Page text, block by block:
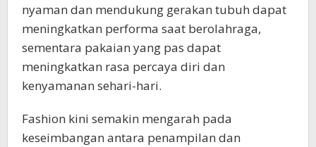
nyaman dan mendukung gerakan tubuh dapat
meningkatkan performa saat berolahraga,
sementara pakaian yang pas dapat
meningkatkan rasa percaya diri dan
kenyamanan sehari-hari.
Fashion kini semakin mengarah pada
keseimbangan antara penampilan dan